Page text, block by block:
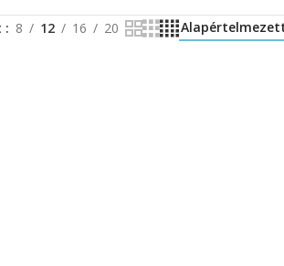
8 12 16 20